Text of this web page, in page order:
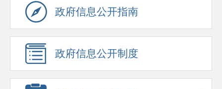
政府信息公开指南
政府信息公开制度